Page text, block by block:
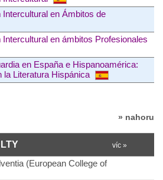
en Ámbitos de
en ámbitos Profesionales
en España e Hispanoamérica:
la Literatura Hispánica
» nahoru
víc »
(European College of